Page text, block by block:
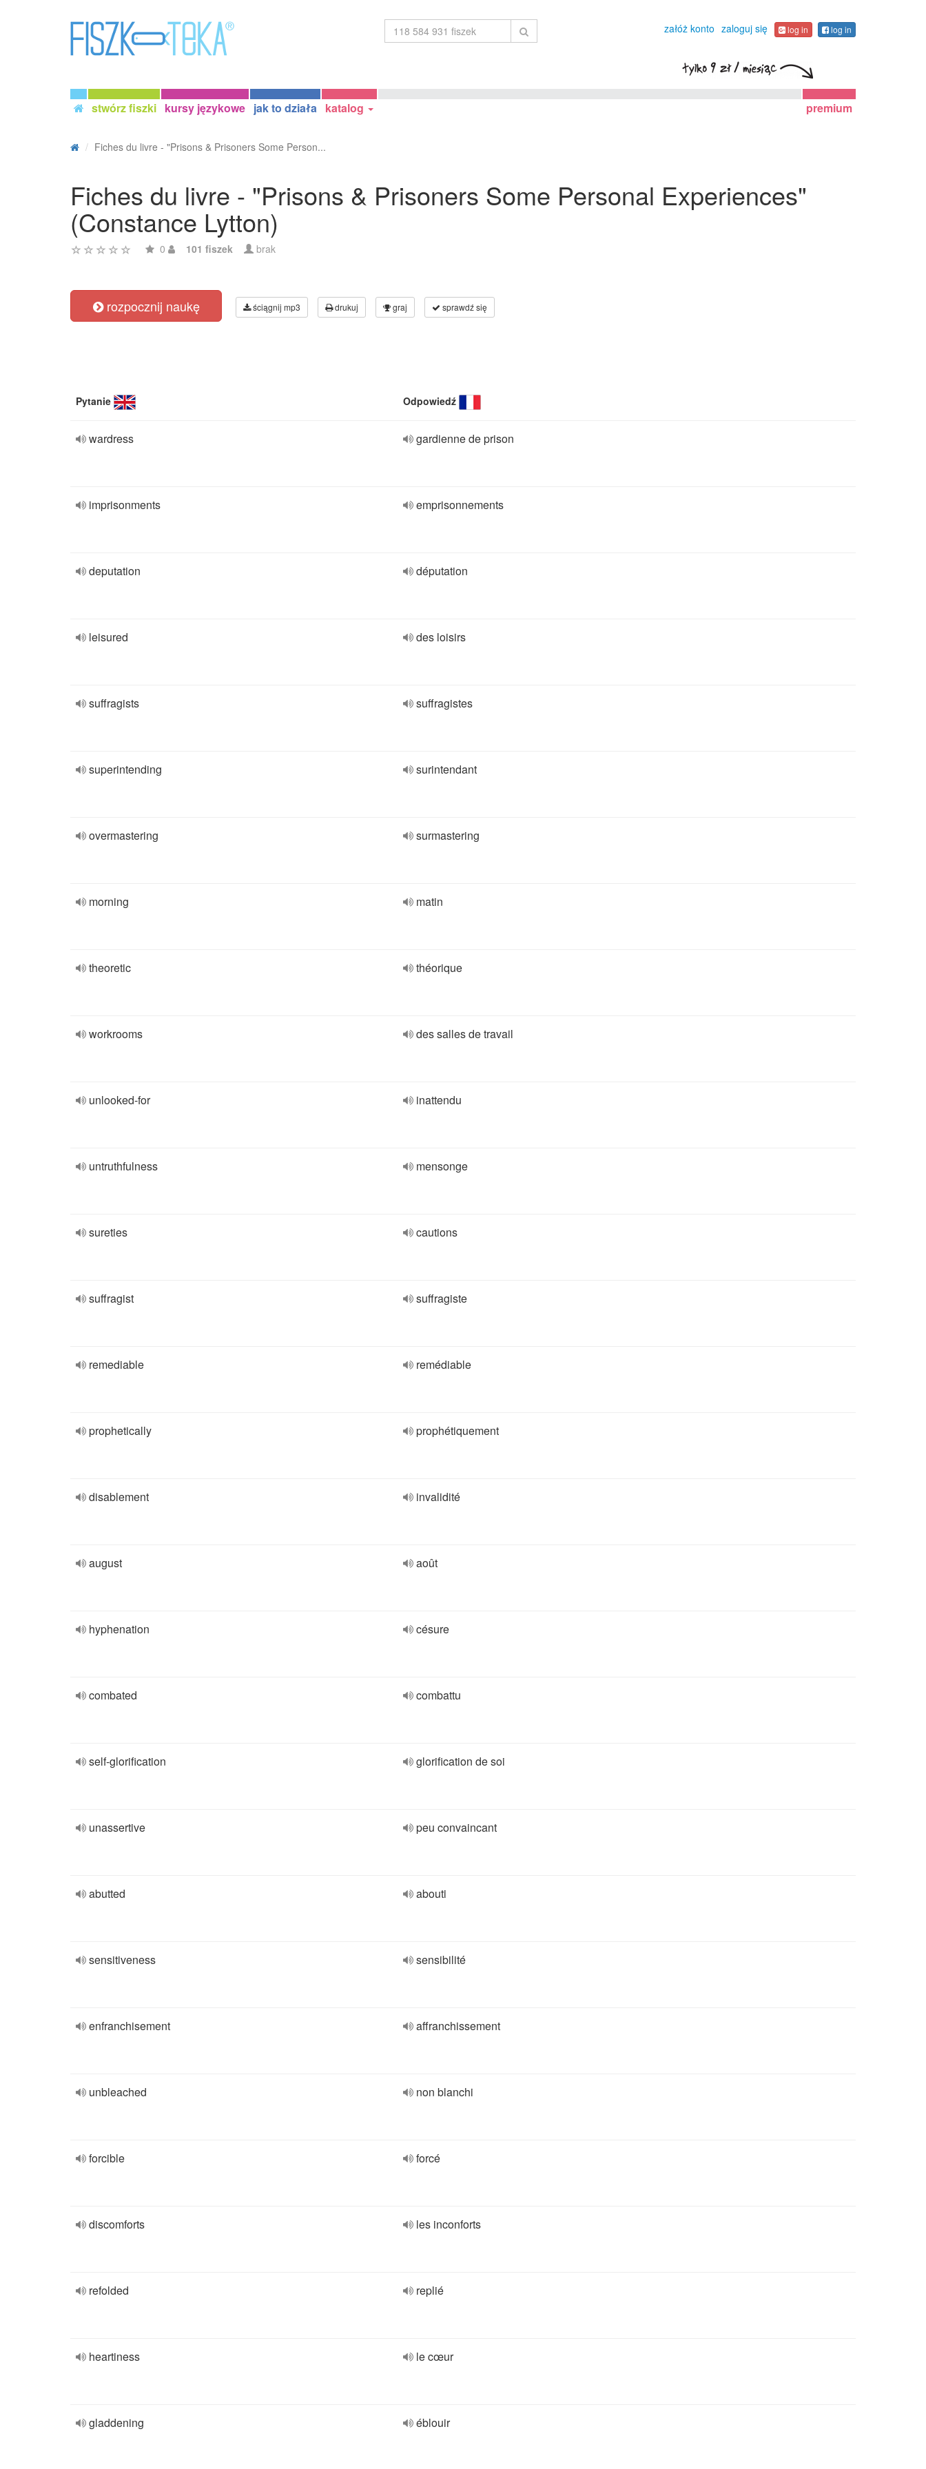
załóż konto zaloguj się log in log in
stwórz fiszki kursy językowe jak to działa katalog premium
Fiches du livre - "Prisons & Prisoners Some Person...
Fiches du livre - "Prisons & Prisoners Some Personal Experiences"
(Constance Lytton)
0 101 fiszek brak
rozpocznij naukę ściągnij mp3 drukuj graj sprawdź się
Pytanie Odpowiedź
wardress gardienne de prison
imprisonments emprisonnements
deputation députation
leisured des loisirs
suffragists suffragistes
superintending surintendant
overmastering surmastering
morning matin
theoretic théorique
workrooms des salles de travail
unlooked-for inattendu
untruthfulness mensonge
sureties cautions
suffragist suffragiste
remediable remédiable
prophetically prophétiquement
disablement invalidité
august août
hyphenation césure
combated combattu
self-glorification glorification de soi
unassertive peu convaincant
abutted abouti
sensitiveness sensibilité
enfranchisement affranchissement
unbleached non blanchi
forcible forcé
discomforts les inconforts
refolded replié
heartiness le cœur
gladdening éblouir